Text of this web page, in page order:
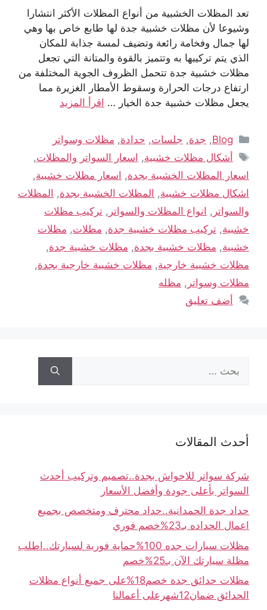
تعد المظلات الخشبية من أنواع المظلات الأكثر انتشارا
وشيوعا لأن مظلات خشبية جدة لها طابع خاص بها وهي
لها جمال وفخامة رائعة وتضيف لمسة جذابة للمكان
الذي يتم تركيبها به وتتميز بالقوة والمتانة التي تجعل
مظلات خشبية جدة تتحمل الظروف الجوية المختلفة من
ارتفاع درجات الحرارة وسقوط الأمطار الغزيرة مما
يجعل مظلات خشبية جدة الخيار … اقرأ المزيد
Blog
, جدة, جلسات, حدادة, مظلات وسواتر
أشكال مظلات خشبية, اسعار السواتر والمظلات,
اسعار المظلات الخشبية بجدة, اسعار مظلات خشبية,
اشكال مظلات خشبية, المظلات الخشبية بجدة, المظلات
والسواتر , انواع المظلات والسواتر , تركيب مظلات
خشبية, تركيب مظلات خشبية جدة, مظلات, مظلات
خشبية, مظلات خشبية بجدة, مظلات خشبية جدة,
مظلات خشبية خارجية, مظلات خشبية خارجية بجدة,
مظلات وسواتر , مظله
أضف تعليق
أحدث المقالات
شركة سواتر للاحواش بجدة..تصميم وتركيب أحدث
السواتر بأعلى جودة وأفضل الأسعار
حداد جدة الحمدانية..حداد محترف ومتخصص بجميع
اعمال الحداده بـ23%خصم فوري
مظلات سيارات جده 100%حماية فورية لسيارتك..اطلب
مظلة سيارتك الآن بـ25%خصم
مظلات حدائق جدة خصم18%على جميع أنواع مظلات
الحدائق ضمان12شهرعلى أعمالنا